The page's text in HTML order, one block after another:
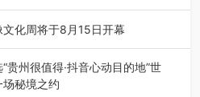
治县第二十三届“民族团结
化周将于8月15日开幕
际影像文化周媒体通气会在世
区…
贵州很值得·抖音心动目的地”世
秘境之约